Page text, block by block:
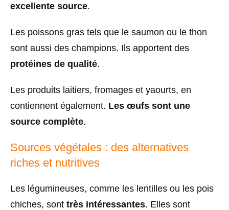
excellente source.
Les poissons gras tels que le saumon ou le thon
sont aussi des champions. Ils apportent des
protéines de qualité.
Les produits laitiers, fromages et yaourts, en
contiennent également. Les œufs sont une
source complète.
Sources végétales : des alternatives
riches et nutritives
Les légumineuses, comme les lentilles ou les pois
chiches, sont très intéressantes. Elles sont